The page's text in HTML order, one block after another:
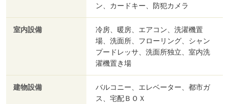
ン、カードキー、防犯カメラ
室内設備
冷房、暖房、エアコン、洗濯機置
場、洗面所、フローリング、シャン
プードレッサ、洗面所独立、室内洗
濯機置き場
建物設備
バルコニー、エレベーター、都市ガ
ス、宅配ＢＯＸ